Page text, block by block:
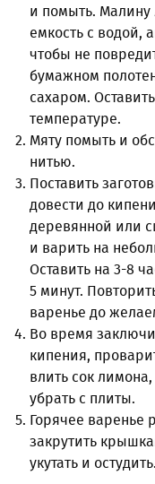
и помыть.
емкость с водой,
чтобы не
бумажном
сахаром.
температуре.
Мяту помыть и
нитью.
Поставить
довести до
деревянной или
и варить на
Оставить на 3-8
5 минут.
варенье до
Во время
кипения,
влить сок
убрать с плиты.
Горячее варенье
закрутить
укутать и остудить.